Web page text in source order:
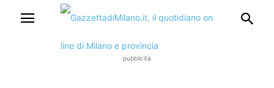
pubblicità